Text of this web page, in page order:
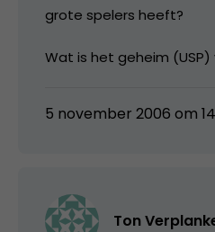
grote spelers heeft?
Wat is het geheim (USP)
5 november 2006 om
Ton